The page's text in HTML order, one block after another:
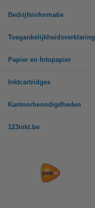
Bedrijfsinformatie
Toegankelijkheidsverklaring
Papier en fotopapier
Inktcartridges
Kantoorbenodigdheden
123inkt.be